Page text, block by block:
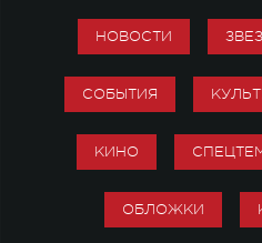
НОВОСТИ
СОБЫТИЯ
КИНО
ОБЛОЖКИ